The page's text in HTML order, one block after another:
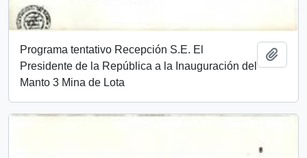
Programa tentativo Recepción S.E. El
Presidente de la República a la Inauguración del
Manto 3 Mina de Lota